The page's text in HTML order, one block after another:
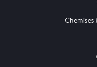
Chemises